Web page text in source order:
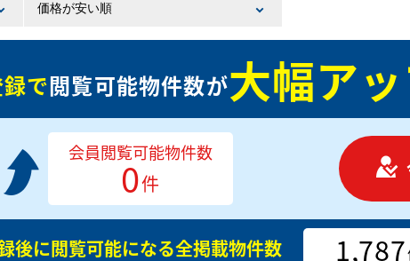
で閲覧可能物件数が大幅ア
会員閲覧可能物件数
0件
後に閲覧可能になる全掲載物件数 1,787